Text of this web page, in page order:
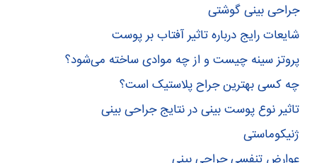
جراحی بینی گوشتی
شایعات رایج درباره تاثیر آفتاب بر پوست
پروتز سینه چیست و از چه موادی ساخته می‌شود؟
چه کسی بهترین جراح پلاستیک است؟
تاثیر نوع پوست بینی در نتایج جراحی بینی
ژنیکوماستی